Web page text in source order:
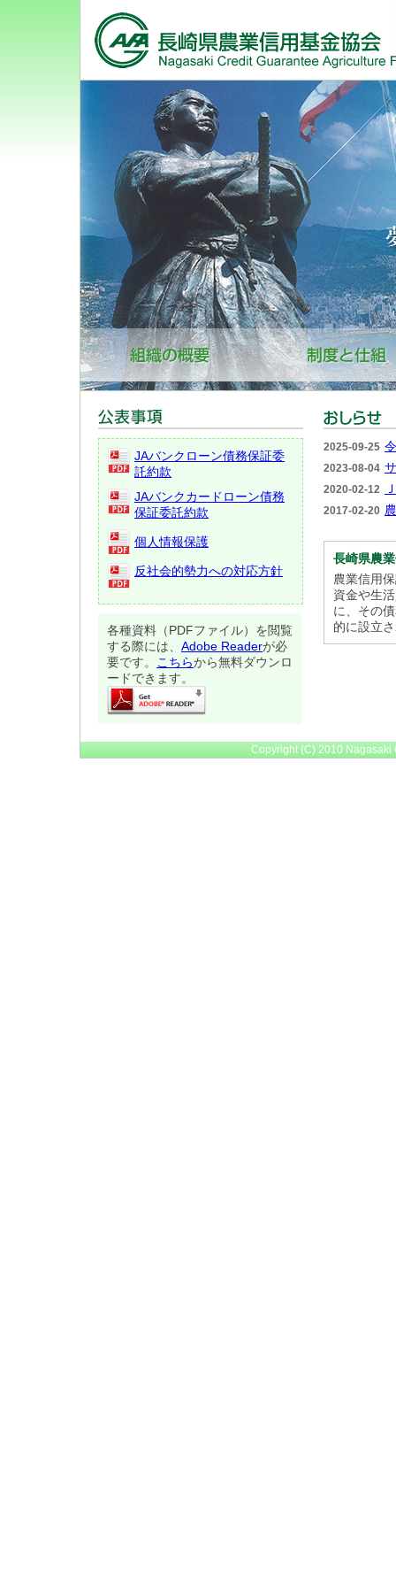
JAバンクローン債務保証委
託約款
JAバンクカードローン債務
保証委託約款
個人情報保護
反社会的勢力への対応方針
各種資料（PDFファイル）を閲覧
する際には、 Adobe Readerが必
要です。
こちらから無料ダウンロ
ードできます。
2025-09-25
2023-08-04
2020-02-12
2017-02-20
長崎県農
農業信用
資金や生
に、その
的に設立
Copyright (C) 2010 Nagasaki